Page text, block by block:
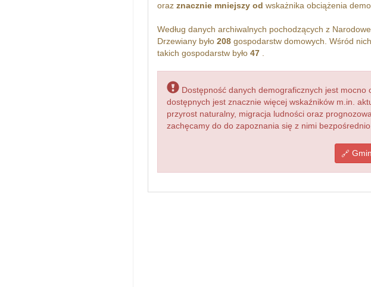
oraz znacznie mniejszy od wskażnika obciążenia
Według danych archiwalnych pochodzących z
Drzewiany było 208gospodarstw domowych. Wśród
takich gospodarstw było 47.
Dostępność danych demograficznych jest mocno
dostępnych jest znacznie więcej wskaźników m.in.
przyrost naturalny, migracja ludności oraz
zachęcamy do do zapoznania się z nimi